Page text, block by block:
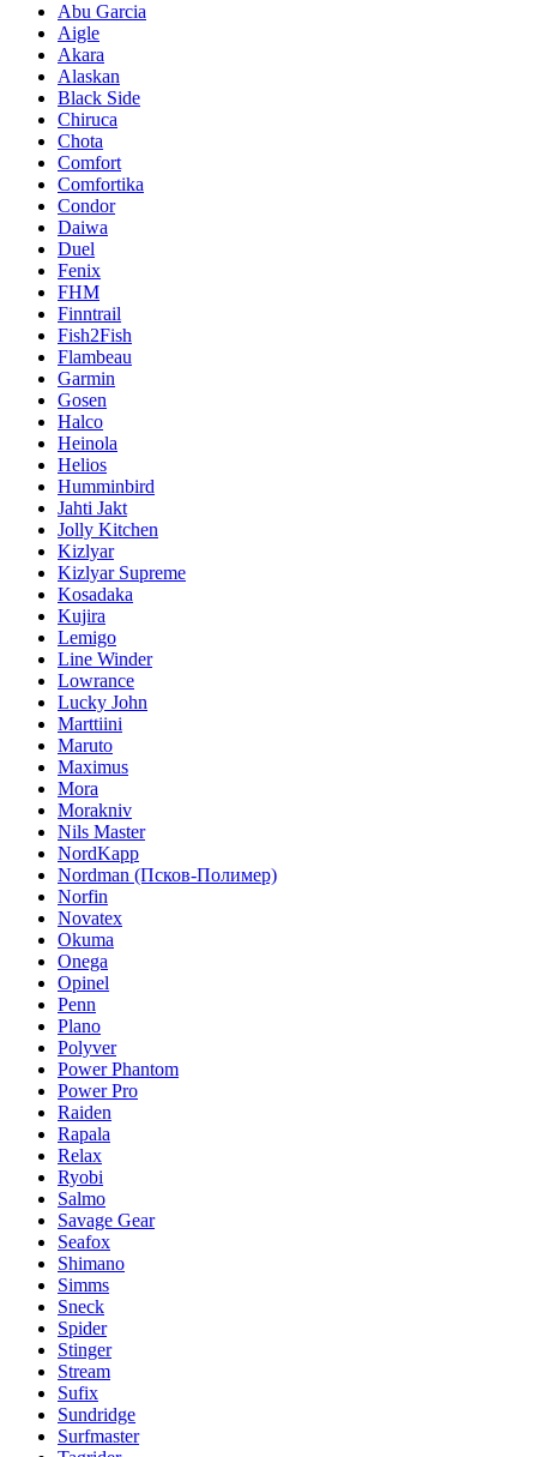
Abu Garcia
Aigle
Akara
Alaskan
Black Side
Chiruca
Chota
Comfort
Comfortika
Condor
Daiwa
Duel
Fenix
FHM
Finntrail
Fish2Fish
Flambeau
Garmin
Gosen
Halco
Heinola
Helios
Humminbird
Jahti Jakt
Jolly Kitchen
Kizlyar
Kizlyar Supreme
Kosadaka
Kujira
Lemigo
Line Winder
Lowrance
Lucky John
Marttiini
Maruto
Maximus
Mora
Morakniv
Nils Master
NordKapp
Nordman (Псков-Полимер)
Norfin
Novatex
Okuma
Onega
Opinel
Penn
Plano
Polyver
Power Phantom
Power Pro
Raiden
Rapala
Relax
Ryobi
Salmo
Savage Gear
Seafox
Shimano
Simms
Sneck
Spider
Stinger
Stream
Sufix
Sundridge
Surfmaster